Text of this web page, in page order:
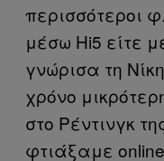
περισσότεροι
μέσω Hi5 είτε
γνώρισα τη
χρόνο
στο Ρέντινγκ
φτιάξαμε